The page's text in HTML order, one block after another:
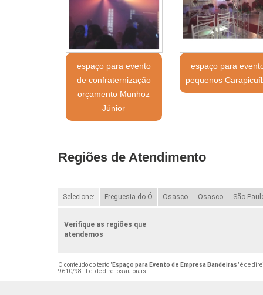
espaço para evento
de confraternização
orçamento Munhoz
Júnior
espaço para
pequenos
Regiões de Atendimento
Selecione: Freguesia do Ó Osasco Osasco São
Verifique as regiões que
atendemos
O conteúdo do texto "Espaço para Evento de Empresa Bandeiras" é de
9610/98 - Lei de direitos autorais